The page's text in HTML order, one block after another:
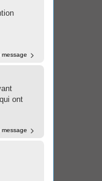
message
ont
message